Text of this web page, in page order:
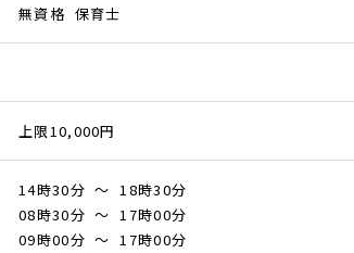
無資格 保育士
上限10,000円
14時30分 ～ 18時30分
08時30分 ～ 17時00分
09時00分 ～ 17時00分